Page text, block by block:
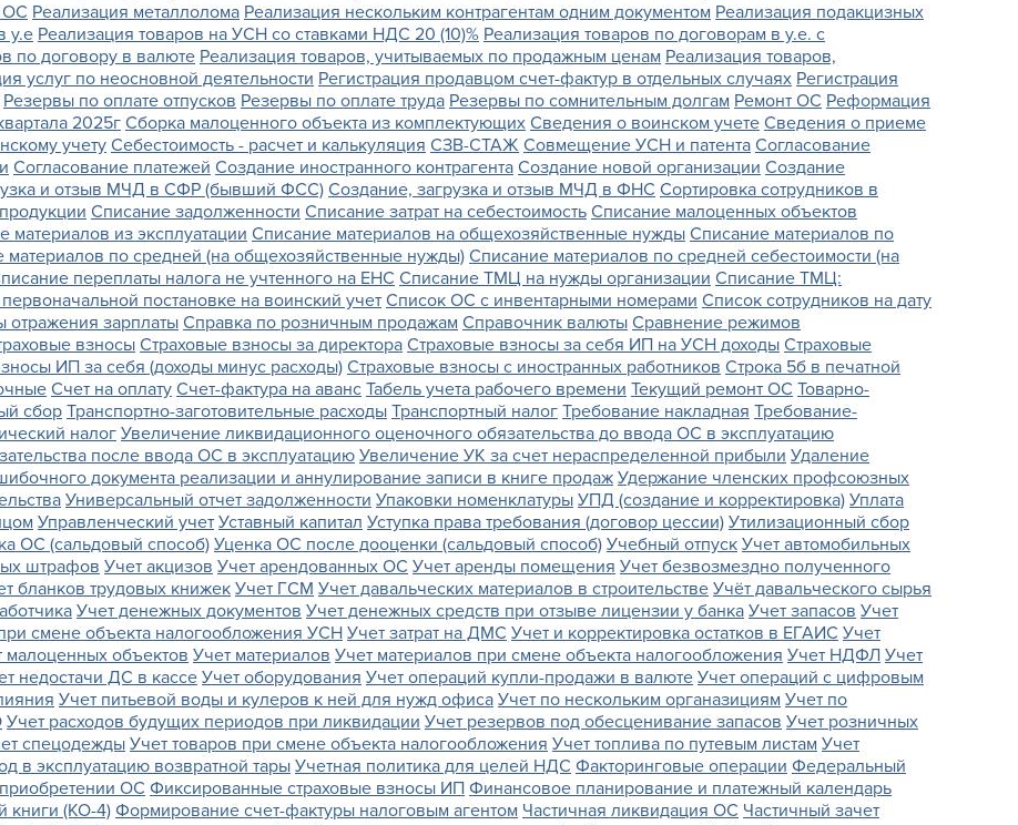
ОС Реализация металлолома Реализация нескольким контрагентам одним документом Реализация подакцизных
у.е Реализация товаров на УСН со ставками НДС 20 (10)% Реализация товаров по договорам в у.е. с
по договору в валюте Реализация товаров, учитываемых по продажным ценам Реализация товаров,
услуг по неосновной деятельности Регистрация продавцом счет-фактур в отдельных случаях Регистрация
Резервы по оплате отпусков Резервы по оплате труда Резервы по сомнительным долгам Ремонт ОС Реформация
2025г Сборка малоценного объекта из комплектующих Сведения о воинском учете Сведения о приеме
учету Себестоимость - расчет и калькуляция СЗВ-СТАЖ Совмещение УСН и патента Согласование
Согласование платежей Создание иностранного контрагента Создание новой организации Создание
и отзыв МЧД в СФР (бывший ФСС) Создание, загрузка и отзыв МЧД в ФНС Сортировка сотрудников в
Списание задолженности Списание затрат на себестоимость Списание малоценных объектов
материалов из эксплуатации Списание материалов на общехозяйственные нужды Списание материалов по
материалов по средней (на общехозяйственные нужды) Списание материалов по средней себестоимости (на
переплаты налога не учтенного на ЕНС Списание ТМЦ на нужды организации Списание ТМЦ:
постановке на воинский учет Список ОС с инвентарными номерами Список сотрудников на дату
отражения зарплаты Справка по розничным продажам Справочник валюты Сравнение режимов
взносыСтраховые взносы за директора Страховые взносы за себя ИП на УСН доходы Страховые
ИП за себя (доходы минус расходы) Страховые взносы с иностранных работников Строка 5б в печатной
Счет на оплату Счет-фактура на аванс Табель учета рабочего времени Текущий ремонт ОС Товарно-
сбор Транспортно-заготовительные расходы Транспортный налог Требование накладная Требование-
налогУвеличение ликвидационного оценочного обязательства до ввода ОС в эксплуатацию
после ввода ОС в эксплуатацию Увеличение УК за счет нераспределенной прибыли Удаление
документа реализации и аннулирование записи в книге продаж Удержание членских профсоюзных
Универсальный отчет задолженности Упаковки номенклатуры УПД (создание и корректировка) Уплата
Управленческий учет Уставный капитал Уступка права требования (договор цессии) Утилизационный сбор
ОС (сальдовый способ) Уценка ОС после дооценки (сальдовый способ) Учебный отпуск Учет автомобильных
штрафов Учет акцизов Учет арендованных ОС Учет аренды помещения Учет безвозмездно полученного
бланков трудовых книжекУчет ГСМ Учет давальческих материалов в строительстве Учёт давальческого сырья
Учет денежных документов Учет денежных средств при отзыве лицензии у банка Учет запасов Учет
смене объекта налогообложения УСН Учет затрат на ДМС Учет и корректировка остатков в ЕГАИС Учет
малоценных объектов Учет материалов Учет материалов при смене объекта налогообложения Учет НДФЛ Учет
недостачи ДС в кассе Учет оборудования Учет операций купли-продажи в валюте Учет операций с цифровым
Учет питьевой воды и кулеров к ней для нужд офиса Учет по нескольким органазициям Учет по
Учет расходов будущих периодов при ликвидации Учет резервов под обесценивание запасов Учет розничных
спецодежды Учет товаров при смене объекта налогообложения Учет топлива по путевым листам Учет
в эксплуатацию возвратной тарыУчетная политика для целей НДС Факторинговые операции Федеральный
ОС Фиксированные страховые взносы ИП Финансовое планирование и платежный календарь
книги (КО-4) Формирование счет-фактуры налоговым агентом Частичная ликвидация ОС Частичный зачет